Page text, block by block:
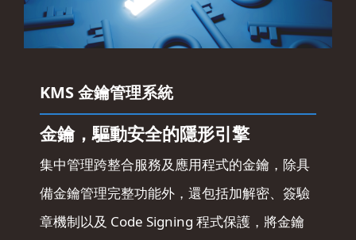
KMS 金鑰管理系統
金鑰，驅動安全的隱形引擎
集中管理跨整合服務及應用程式的金鑰，除具
備金鑰管理完整功能外，還包括加解密、簽驗
章機制以及 Code Signing 程式保護，將金鑰